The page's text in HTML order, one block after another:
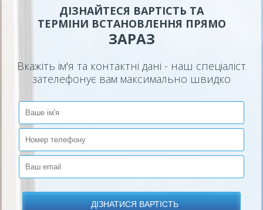
ДІЗНАЙТЕСЯ ВАРТІСТЬ ТА
ТЕРМІНИ ВСТАНОВЛЕННЯ ПРЯМО
ЗАРАЗ
Вкажіть ім'я та контактні дані - наш спеціаліст
зателефонує вам максимально швидко